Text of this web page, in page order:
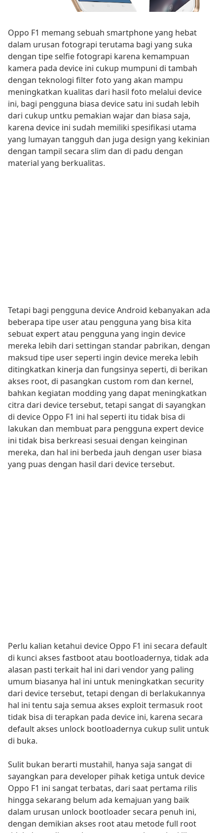
Oppo F1 memang sebuah smartphone yang hebat
dalam urusan fotograpi terutama bagi yang suka
dengan tipe selfie fotograpi karena kemampuan
kamera pada device ini cukup mumpuni di tambah
dengan teknologi filter foto yang akan mampu
meningkatkan kualitas dari hasil foto melalui device
ini, bagi pengguna biasa device satu ini sudah lebih
dari cukup untku pemakian wajar dan biasa saja,
karena device ini sudah memiliki spesifikasi utama
yang lumayan tangguh dan juga design yang kekinian
dengan tampil secara slim dan di padu dengan
material yang berkualitas.
Tetapi bagi pengguna device Android kebanyakan ada
beberapa tipe user atau pengguna yang bisa kita
sebuat expert atau pengguna yang ingin device
mereka lebih dari settingan standar pabrikan, dengan
maksud tipe user seperti ingin device mereka lebih
ditingkatkan kinerja dan fungsinya seperti, di berikan
akses root, di pasangkan custom rom dan kernel,
bahkan kegiatan modding yang dapat meningkatkan
citra dari device tersebut, tetapi sangat di sayangkan
di device Oppo F1 ini hal seperti itu tidak bisa di
lakukan dan membuat para pengguna expert device
ini tidak bisa berkreasi sesuai dengan keinginan
mereka, dan hal ini berbeda jauh dengan user biasa
yang puas dengan hasil dari device tersebut.
Perlu kalian ketahui device Oppo F1 ini secara default
di kunci akses fastboot atau bootloadernya, tidak ada
alasan pasti terkait hal ini dari vendor yang paling
umum biasanya hal ini untuk meningkatkan security
dari device tersebut, tetapi dengan di berlakukannya
hal ini tentu saja semua akses exploit termasuk root
tidak bisa di terapkan pada device ini, karena secara
default akses unlock bootloadernya cukup sulit untuk
di buka.
Sulit bukan berarti mustahil, hanya saja sangat di
sayangkan para developer pihak ketiga untuk device
Oppo F1 ini sangat terbatas, dari saat pertama rilis
hingga sekarang belum ada kemajuan yang baik
dalam urusan unlock bootloader secara penuh ini,
dengan demikian akses root atau metode full root